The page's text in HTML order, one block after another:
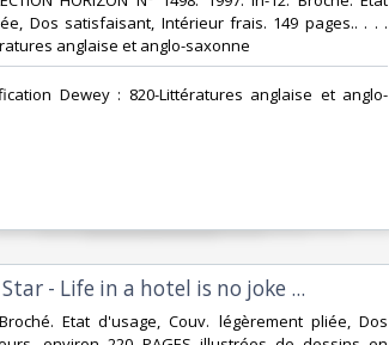
Dos satisfaisant, Intérieur frais. 149 pages.. . . .
anglaise et anglo-saxonne‎
Dewey : 820-Littératures anglaise et anglo-
- Life in a hotel is no joke ...‎
Broché. Etat d'usage, Couv. légèrement pliée, Dos